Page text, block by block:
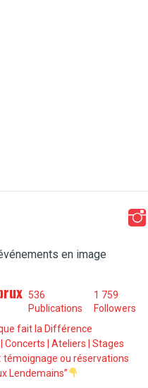
en image
536
Publications
1 759
Followers
fait la Différence
Concerts | Ateliers | Stages
témoignage ou réservations
Lendemains”